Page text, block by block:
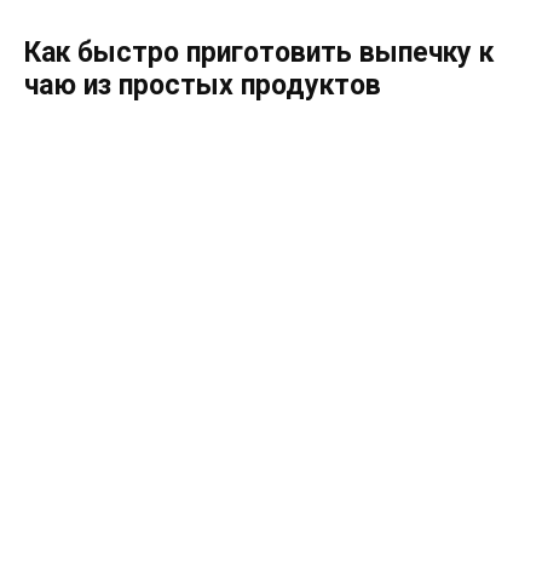
Как быстро приготовить выпечку к
чаю из простых продуктов